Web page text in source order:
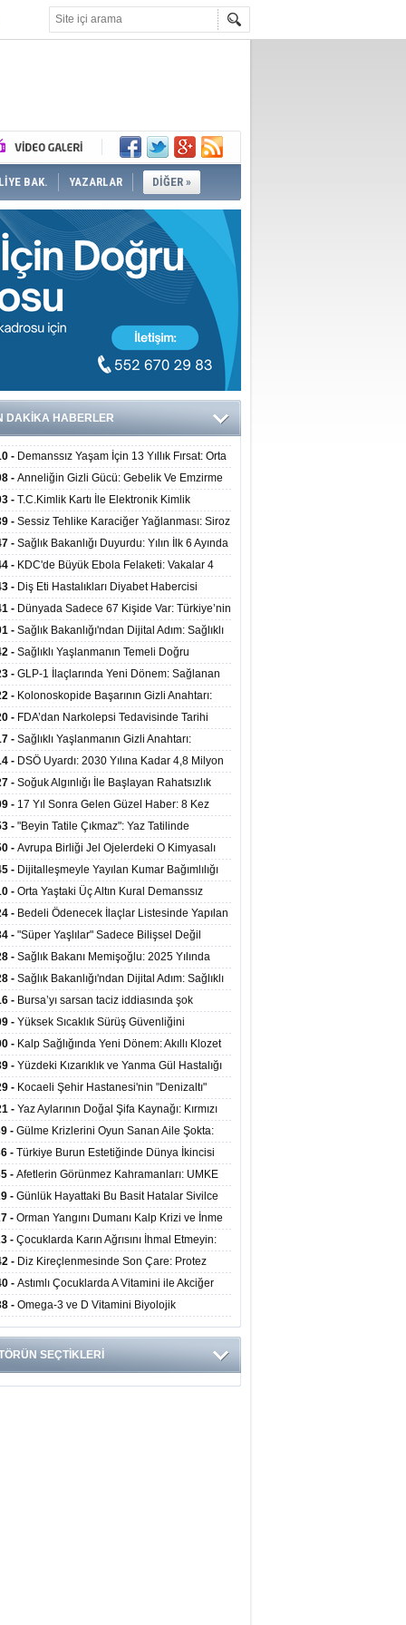
BAK. YAZARLAR DİĞER »
DAKİKA HABERLER
- Demanssız Yaşam İçin 13 Yıllık Fırsat: Orta
Yaşam Tarzı Beyin Sağlığını Belirliyor
- Anneliğin Gizli Gücü: Gebelik Ve Emzirme
Dayanıklılığı Artırabilir Mi?
- T.C.Kimlik Kartı İle Elektronik Kimlik
Yöntemi (Biyometrik Kimlik Doğrulama
07.08.2026
- Sessiz Tehlike Karaciğer Yağlanması: Siroz
Krizine Davetiye Çıkarıyor!
- Sağlık Bakanlığı Duyurdu: Yılın İlk 6 Ayında
Fazla Hasta Hiperbarik Oksijen Tedavisi
- KDC'de Büyük Ebola Felaketi: Vakalar 4
Virüste Mutasyon Şüphesi!
- Diş Eti Hastalıkları Diyabet Habercisi
Ağız Sağlığı Ve Şeker Arasındaki Çift Yönlü
- Dünyada Sadece 67 Kişide Var: Türkiye’nin
Sendromu Vakası Diyarbakır’da
Edildi
- Sağlık Bakanlığı'ndan Dijital Adım: Sağlıklı
Merkezlerinde Uzaktan Danışmanlık Dönemi
- Sağlıklı Yaşlanmanın Temeli Doğru
Geçiyor: İleri Yaşta Hangi Besin
İhtiyaç Duyuluyor?
- GLP-1 İlaçlarında Yeni Dönem: Sağlanan
Yalnızca Kilo Kaybıyla Sınırlı Değil
- Kolonoskopide Başarının Gizli Anahtarı:
Bağırsak Temizliği Poliplerin Gözden
Neden Oluyor
- FDA’dan Narkolepsi Tedavisinde Tarihi
Oreksin Sistemini Hedefleyen İlk İlaç
Sunuldu
- Sağlıklı Yaşlanmanın Gizli Anahtarı:
Kuvvet Antrenmanı Kas Ve Kemik Sağlığını
- DSÖ Uyardı: 2030 Yılına Kadar 4,8 Milyon
ve Ebe Açığı Oluşabilir
- Soğuk Algınlığı İle Başlayan Rahatsızlık
Yetmezliği Çıktı: 17 Yıl Sonra Nakille
Tutundu
- 17 Yıl Sonra Gelen Güzel Haber: 8 Kez
Hastaya 9'uncu Çağrıda Nakil Yapıldı
- "Beyin Tatile Çıkmaz": Yaz Tatilinde
Yüzde 39'u Unutulabiliyor
- Avrupa Birliği Jel Ojelerdeki O Kimyasalı
Kısırlık ve Alerji Riski Uyarısı
- Dijitalleşmeyle Yayılan Kumar Bağımlılığı
ve Aileyi Yıkıma Uğratıyor
- Orta Yaştaki Üç Altın Kural Demanssız
13 Yıl Uzatabiliyor
- Bedeli Ödenecek İlaçlar Listesinde Yapılan
Hakkında Duyuru 2026/30
- "Süper Yaşlılar" Sadece Bilişsel Değil
Olarak da Daha Sağlıklı Yaşıyor
- Sağlık Bakanı Memişoğlu: 2025 Yılında
Aşkın Kişiye Emzirme Eğitimi Verildi
- Sağlık Bakanlığı'ndan Dijital Adım: Sağlıklı
Merkezlerinde Uzaktan Sağlık Hizmeti
- Bursa’yı sarsan taciz iddiasında şok
- Yüksek Sıcaklık Sürüş Güvenliğini
40 Derecede Güvenli Sürüş Süresi 53
İniyor
- Kalp Sağlığında Yeni Dönem: Akıllı Klozet
30 Saniyede Ritim Bozukluğunu Tespit
- Yüzdeki Kızarıklık ve Yanma Gül Hastalığı
Belirtisi Olabilir
- Kocaeli Şehir Hastanesi'nin "Denizaltı"
Ünitesi Hastalara Umut Oluyor
- Yaz Aylarının Doğal Şifa Kaynağı: Kırmızı
Bağışıklığı ve Kalbi Koruyor
- Gülme Krizlerini Oyun Sanan Aile Şokta:
Çocuk 8 Kez Felç Geçirdi
- Türkiye Burun Estetiğinde Dünya İkincisi
- Afetlerin Görünmez Kahramanları: UMKE
Görev Başında
- Günlük Hayattaki Bu Basit Hatalar Sivilce
Tetikliyor
- Orman Yangını Dumanı Kalp Krizi ve İnme
Artırıyor
- Çocuklarda Karın Ağrısını İhmal Etmeyin:
Habercisi Olabilir
- Diz Kireçlenmesinde Son Çare: Protez
İle Yaşam Kalitesi Artıyor
- Astımlı Çocuklarda A Vitamini ile Akciğer
Arasında Bağlantı Bulundu
- Omega-3 ve D Vitamini Biyolojik
Yavaşlatabilir
SEÇTİKLERİ